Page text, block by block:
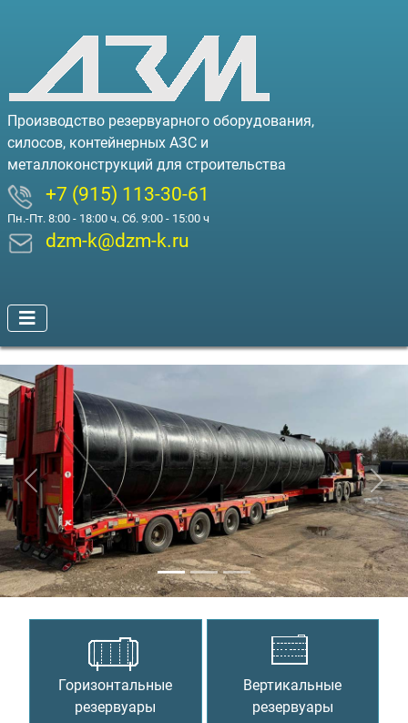
Производство резервуарного оборудования,
силосов, контейнерных АЗС и
металлоконструкций для строительства
+7 (915) 113-30-61
Пн.-Пт. 8:00 - 18:00 ч. Сб. 9:00 - 15:00 ч
dzm-k@dzm-k.ru
Предыдущий
Горизонтальные
резервуары
Вертикальные
резервуары